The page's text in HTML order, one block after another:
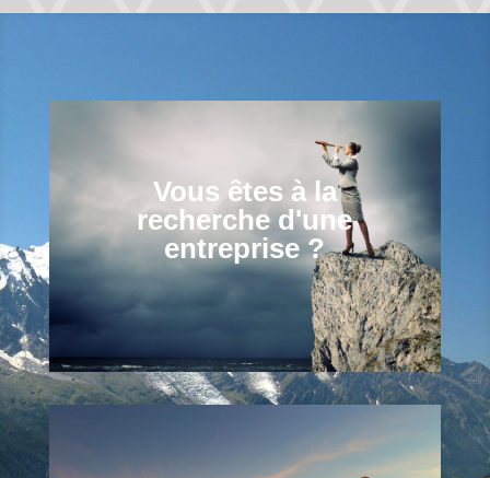
Vous êtes à la
recherche d'une
entreprise ?